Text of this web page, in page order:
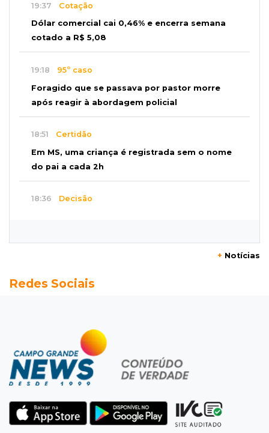
19:37 Cotação
Dólar comercial cai 0,46% e encerra semana
cotado a R$ 5,08
19:18 95º caso
Foragido que se passava por pastor morre
após reagir à abordagem policial
18:51 Certidão
Em MS, uma criança é registrada sem o nome
do pai a cada 2h
18:36 Decisão
Após chuva, despedida do "sextou" é com pôr
Nacional
Alerta em celulares mobiliza buscas por bebê
17:58 Redução
Cerrado tem queda de 11,5%
+ Notícias
Redes Sociais